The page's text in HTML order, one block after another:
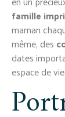
famille
maman
même, des
dates
espace de vie.